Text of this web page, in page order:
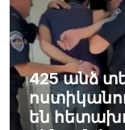
425 անձ
են